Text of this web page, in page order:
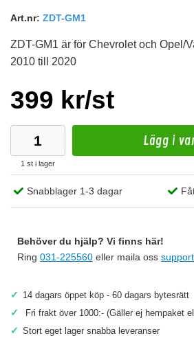
Art.nr: ZDT-GM1
ZDT-GM1 är för Chevrolet och Opel/
2010 till 2020
399 kr/st
1 st i lager
Lägg i
Snabblager 1-3 dagar
Behöver du hjälp? Vi finns här!
Ring 031-225560 eller maila oss
✓ 14 dagars öppet köp - 60 dagars bytesrätt
✓ Fri frakt över 1000:- (Gäller ej hempaket
✓ Stort eget lager snabba leveranser